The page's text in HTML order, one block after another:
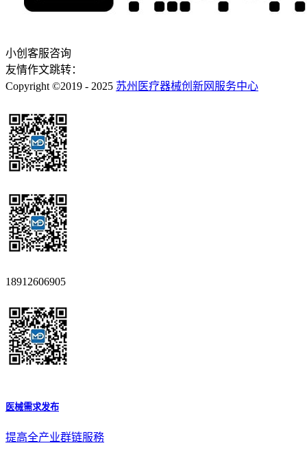
小创客服咨询
友情作文跳转：
Copyright ©2019 - 2025 苏州医疗器械创新网服务中心
18912606905
医械需求发布
提高全产业群链服務